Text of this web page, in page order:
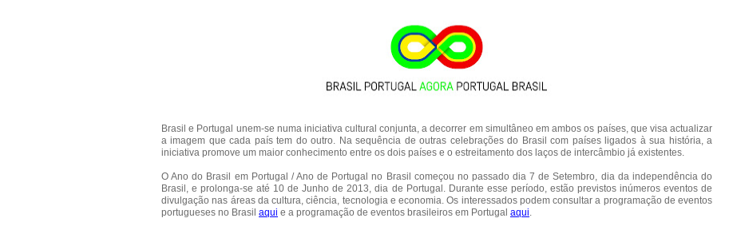
Brasil e Portugal unem-se numa iniciativa cultural conjunta, a decorrer em simultâneo em ambos os países, que visa actualizar
a imagem que cada país tem do outro. Na sequência de outras celebrações do Brasil com países ligados à sua história, a
iniciativa promove um maior conhecimento entre os dois países e o estreitamento dos laços de intercâmbio já existentes.
O Ano do Brasil em Portugal / Ano de Portugal no Brasil começou no passado dia 7 de Setembro, dia da independência do
Brasil, e prolonga-se até 10 de Junho de 2013, dia de Portugal. Durante esse período, estão previstos inúmeros eventos de
divulgação nas áreas da cultura, ciência, tecnologia e economia. Os interessados podem consultar a programação de eventos
portugueses no Brasil aqui e a programação de eventos brasileiros em Portugal aqui.